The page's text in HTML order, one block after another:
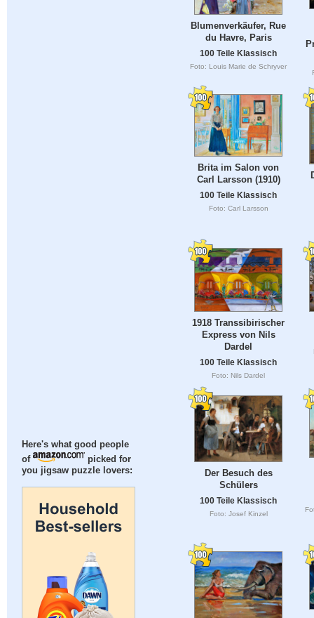
Here's what good people
of
picked for
you jigsaw puzzle lovers:
Blumenverkäufer, Rue
du Havre, Paris
100 Teile Klassisch
Foto: Louis Marie de Schryver
Brita im Salon von
Carl Larsson (1910)
100 Teile Klassisch
Foto: Carl Larsson
1918 Transsibirischer
Express von Nils
Dardel
100 Teile Klassisch
Foto: Nils Dardel
Der Besuch des
Schülers
100 Teile Klassisch
Foto: Josef Kinzel